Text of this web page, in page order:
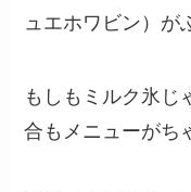
ュエホワビン）が
もしもミルク氷じ
合もメニューがち